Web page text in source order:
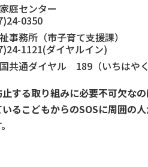
庭センター
0350
事務所（市子育て支援課）
1121(ダイヤルイン)
共通ダイヤル 189（いちはやく
する取り組みに必要不可欠な
るこどもからのSOSに周囲の